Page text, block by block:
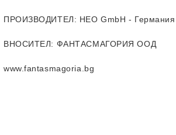
ПРОИЗВОДИТЕЛ: HEO GmbH - Германия
ВНОСИТЕЛ: ФАНТАСМАГОРИЯ ООД
www.fantasmagoria.bg